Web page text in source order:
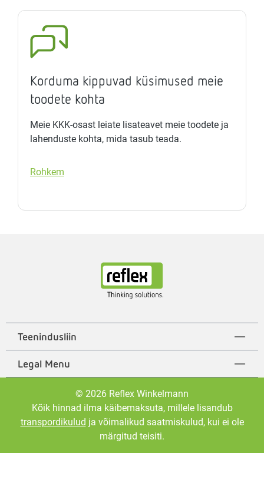
Korduma kippuvad küsimused meie
toodete kohta
Meie KKK-osast leiate lisateavet meie toodete ja
lahenduste kohta, mida tasub teada.
Rohkem
Teenindusliin
Legal Menu
© 2026 Reflex Winkelmann
Kõik hinnad ilma käibemaksuta, millele lisandub
transpordikulud ja võimalikud saatmiskulud, kui ei ole
märgitud teisiti.